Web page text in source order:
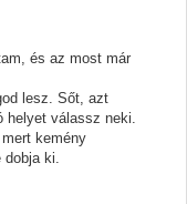
és az most már
lesz. Sőt, azt
helyet válassz neki.
kemény
dobja ki.